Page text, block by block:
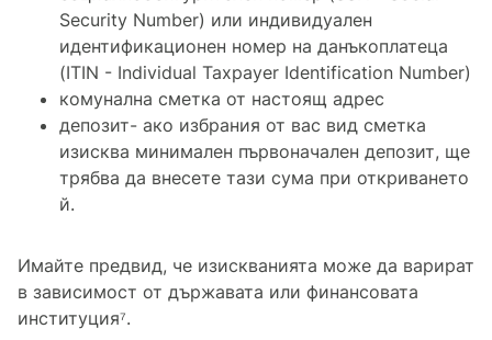
Security Number) или индивидуален
идентификационен номер на данъкоплатеца
(ITIN - Individual Taxpayer Identification Number)
комунална сметка от настоящ адрес
депозит- ако избрания от вас вид сметка
изисква минимален първоначален депозит, ще
трябва да внесете тази сума при откриването
й.
Имайте предвид, че изискванията може да варират
в зависимост от държавата или финансовата
институция⁷.